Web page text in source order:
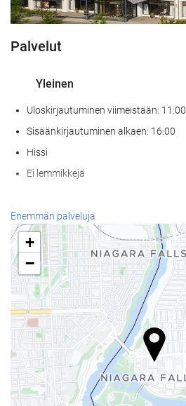
Palvelut
Yleinen
Uloskirjautuminen viimeistään: 11:00
Sisäänkirjautuminen alkaen: 16:00
Hissi
Ei lemmikkejä
Ruoka & juoma
À la carte -ravintola
Paikan päällä sijaitseva kahvila
Vastaanottopalvelut
24h-vastaanotto
Matkatavarasäilytys
Uima-allas
Enemmän palveluja
+
−